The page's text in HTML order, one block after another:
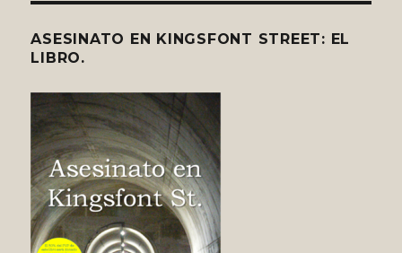
ASESINATO EN KINGSFONT STREET: EL
LIBRO.